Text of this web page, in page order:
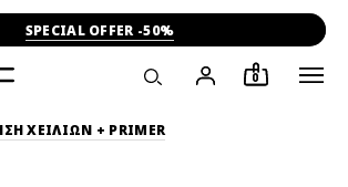
ΣΤΗΝ ΠΡΩΤΗ ΣΟΥ ΑΓΟΡΑ
0
ΧΕΙΛΙΩΝ + PRIMER